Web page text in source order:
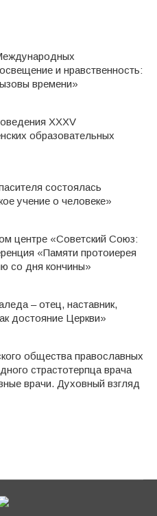
и нравственность:
времени»
XXXV
образовательных
состоялась
учение о человеке»
центре «Советский Союз:
«Памяти протоиерея
со дня кончины»
– отец, наставник,
достояние Церкви»
общества православных
страстотерпца врача
врачи. Духовный взгляд